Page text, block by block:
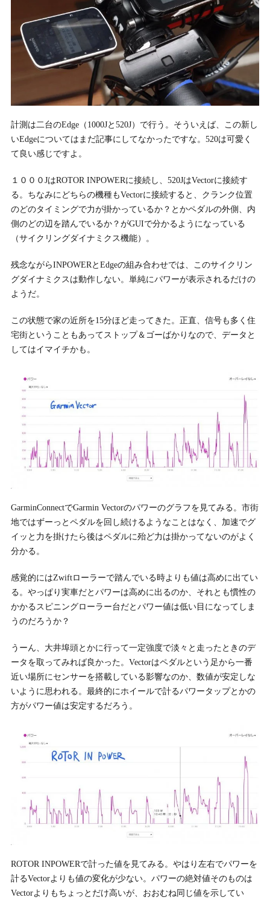
計測は二台のEdge（1000Jと520J）で行う。そういえば、この新し
いEdgeについてはまだ記事にしてなかったですな。520は可愛く
て良い感じですよ。
１０００JはROTOR INPOWERに接続し、520JはVectorに接続す
る。ちなみにどちらの機種もVectorに接続すると、クランク位置
のどのタイミングで力が掛かっているか？とかペダルの外側、内
側のどの辺を踏んでいるか？がGUIで分かるようになっている
（サイクリングダイナミクス機能）。
残念ながらINPOWERとEdgeの組み合わせでは、このサイクリン
グダイナミクスは動作しない。単純にパワーが表示されるだけの
ようだ。
この状態で家の近所を15分ほど走ってきた。正直、信号も多く住
宅街ということもあってストップ＆ゴーばかりなので、データと
してはイマイチかも。
GarminConnectでGarmin Vectorのパワーのグラフを見てみる。市街
地ではずーっとペダルを回し続けるようなことはなく、加速でグ
イッと力を掛けたら後はペダルに殆ど力は掛かってないのがよく
分かる。
感覚的にはZwiftローラーで踏んでいる時よりも値は高めに出てい
る。やっぱり実車だとパワーは高めに出るのか、それとも慣性の
かかるスピニングローラー台だとパワー値は低い目になってしま
うのだろうか？
うーん、大井埠頭とかに行って一定強度で淡々と走ったときのデ
ータを取ってみれば良かった。Vectorはペダルという足から一番
近い場所にセンサーを搭載している影響なのか、数値が安定しな
いように思われる。最終的にホイールで計るパワータップとかの
方がパワー値は安定するだろう。
ROTOR INPOWERで計った値を見てみる。やはり左右でパワーを
計るVectorよりも値の変化が少ない。パワーの絶対値そのものは
Vectorよりもちょっとだけ高いが、おおむね同じ値を示してい